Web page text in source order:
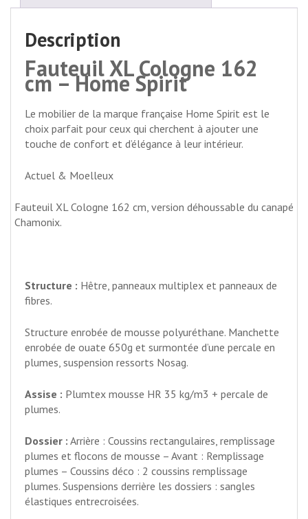
Description
Fauteuil XL Cologne 162
cm – Home Spirit
Le mobilier de la marque française Home Spirit est le
choix parfait pour ceux qui cherchent à ajouter une
touche de confort et d’élégance à leur intérieur.
Actuel & Moelleux
Fauteuil XL Cologne 162 cm, version déhoussable du canapé
Chamonix.
Structure : Hêtre, panneaux multiplex et panneaux de
fibres.
Structure enrobée de mousse polyuréthane. Manchette
enrobée de ouate 650g et surmontée d’une percale en
plumes, suspension ressorts Nosag.
Assise : Plumtex mousse HR 35 kg/m3 + percale de
plumes.
Dossier : Arrière : Coussins rectangulaires, remplissage
plumes et flocons de mousse – Avant : Remplissage
plumes – Coussins déco : 2 coussins remplissage
plumes. Suspensions derrière les dossiers : sangles
élastiques entrecroisées.